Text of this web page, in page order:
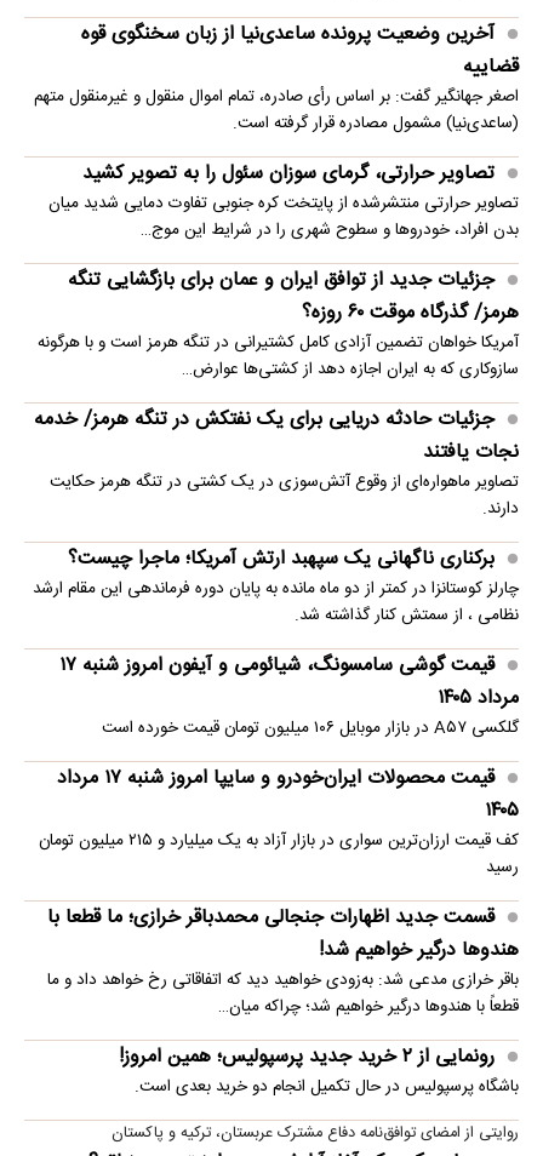
آخرین وضعیت پرونده ساعدی‌نیا از زبان سخنگوی قوه
قضاییه
اصغر جهانگیر گفت: بر اساس رأی صادره، تمام اموال منقول و غیرمنقول متهم
(ساعدی‌نیا) مشمول مصادره قرار گرفته است.
تصاویر حرارتی، گرمای سوزان سئول را به تصویر کشید
تصاویر حرارتی منتشرشده از پایتخت کره جنوبی تفاوت دمایی شدید میان
بدن افراد، خودروها و سطوح شهری را در شرایط این موج…
جزئیات جدید از توافق ایران و عمان برای بازگشایی تنگه
هرمز/ گذرگاه موقت ۶۰ روزه؟
آمریکا خواهان تضمین آزادی کامل کشتیرانی در تنگه هرمز است و با هرگونه
سازوکاری که به ایران اجازه دهد از کشتی‌ها عوارض…
جزئیات حادثه دریایی برای یک نفتکش در تنگه هرمز/ خدمه
نجات یافتند
تصاویر ماهو‌اره‌ای از وقوع آتش‌سوزی در یک کشتی در تنگه هرمز حکایت
دارند.
برکناری ناگهانی یک سپهبد ارتش آمریکا؛ ماجرا چیست؟
چارلز کوستانزا در کمتر از دو ماه مانده به پایان دوره فرماندهی این مقام ارشد
نظامی ، از سمتش کنار گذاشته شد.
قیمت گوشی سامسونگ، شیائومی و آیفون امروز شنبه ۱۷
مرداد ۱۴۰۵
گلکسی A۵۷ در بازار موبایل ۱۰۶ میلیون تومان قیمت خورده است
قیمت محصولات ایران‌خودرو و سایپا امروز شنبه ۱۷ مرداد
۱۴۰۵
کف قیمت ارزان‌ترین سواری در بازار آزاد به یک میلیارد و ۲۱۵ میلیون تومان
رسید
قسمت جدید اظهارات جنجالی محمدباقر خرازی؛ ما قطعا با
هندوها درگیر خواهیم شد!
باقر خرازی مدعی شد: به‌زودی خواهید دید که اتفاقاتی رخ خواهد داد و ما
قطعاً با هندوها درگیر خواهیم شد؛ چراکه میان…
رونمایی از ۲ خرید جدید پرسپولیس؛ همین امروز!
باشگاه پرسپولیس در حال تکمیل انجام دو خرید بعدی است.
روایتی از امضای توافق‌نامه دفاع مشترک عربستان، ترکیه و پاکستان